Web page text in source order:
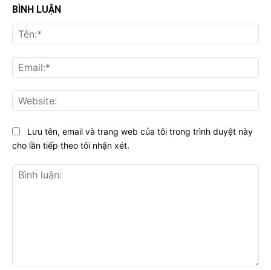
BÌNH LUẬN
Lưu tên, email và trang web của tôi trong trình duyệt này
cho lần tiếp theo tôi nhận xét.